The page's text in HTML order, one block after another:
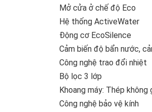
Mở cửa ở chế độ Eco
Hệ thống ActiveWater
Động cơ EcoSilence
Cảm biến độ bẩn nước,
Công nghệ trao đổi nhiệt
Bộ lọc 3 lớp
Khoang máy: Thép không
Công nghệ bảo vệ kính